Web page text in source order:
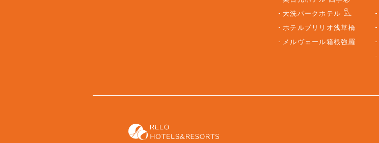
大洗パークホテル
ホテルブリリオ浅草橋
メルヴェール箱根強羅